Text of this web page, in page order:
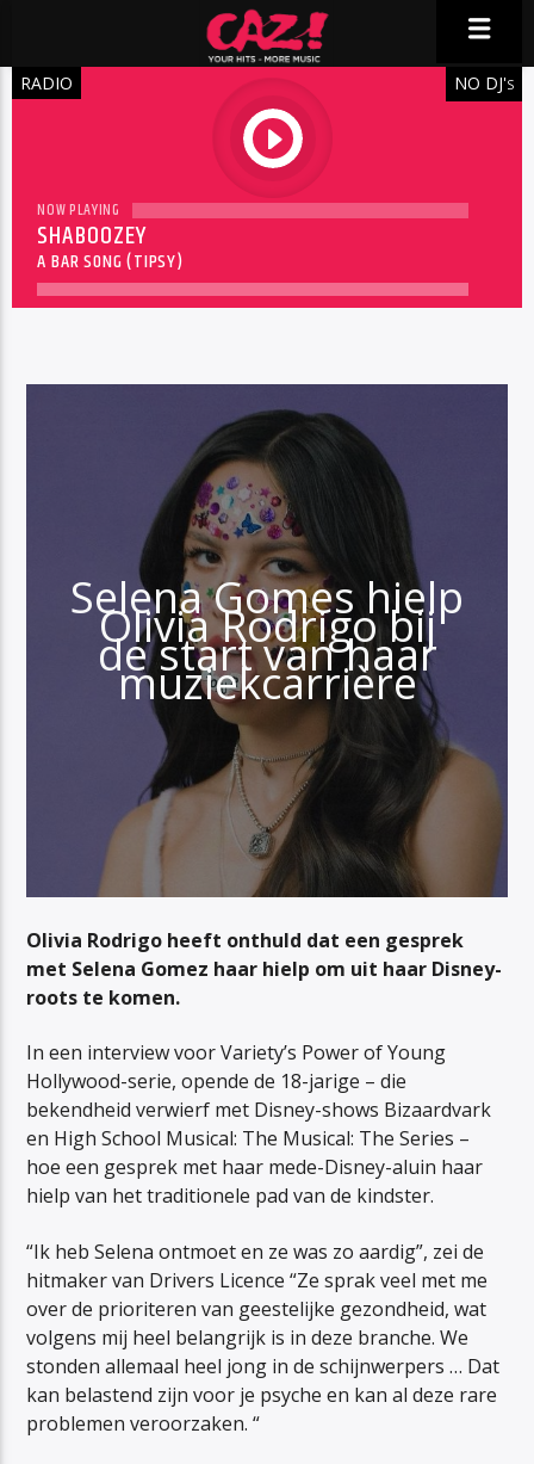
RADIO
play
NO DJ'S
NOW PLAYING
SHABOOZEY
A BAR SONG (TIPSY)
Selena Gomes hielp
Olivia Rodrigo bij
de start van haar
muziekcarrière
Olivia Rodrigo heeft onthuld dat een gesprek
met Selena Gomez haar hielp om uit haar Disney-
roots te komen.
In een interview voor Variety’s Power of Young
Hollywood-serie, opende de 18-jarige – die
bekendheid verwierf met Disney-shows Bizaardvark
en High School Musical: The Musical: The Series –
hoe een gesprek met haar mede-Disney-aluin haar
hielp van het traditionele pad van de kindster.
“Ik heb Selena ontmoet en ze was zo aardig”, zei de
hitmaker van Drivers Licence “Ze sprak veel met me
over de prioriteren van geestelijke gezondheid, wat
volgens mij heel belangrijk is in deze branche. We
stonden allemaal heel jong in de schijnwerpers … Dat
kan belastend zijn voor je psyche en kan al deze rare
problemen veroorzaken. “